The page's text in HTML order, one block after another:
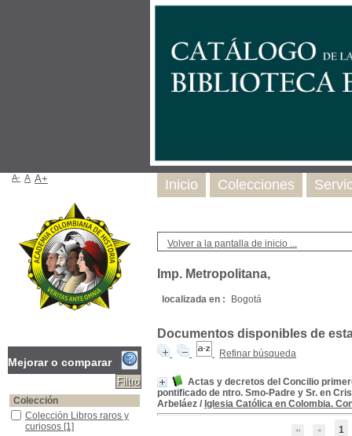
Volver a la pantalla de inicio ...
Imp. Metropolitana,
localizada en : Bogotá
Documentos disponibles de
Refinar búsqueda
Actas y decretos del Concilio
pontificado de ntro. Smo-Padre y Sr. en
Arbeláez / Iglesia Católica en Colombia.
1
Inicio Colecciones
A- A A+
Mejorar o comparar
Colección
Colección Libros raros y curiosos
Colección Libros raros y
curiosos [1]